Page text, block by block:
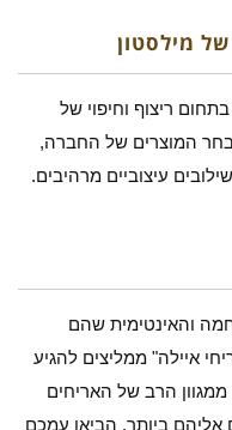
מילסטון
ריצוף וחיפוי של
המוצרים של החברה,
עיצוביים מרהיבים.
והאינטימית שהם
איילה" ממליצים להגיע
הרב של האריחים
ביותר. הביאו עמכם